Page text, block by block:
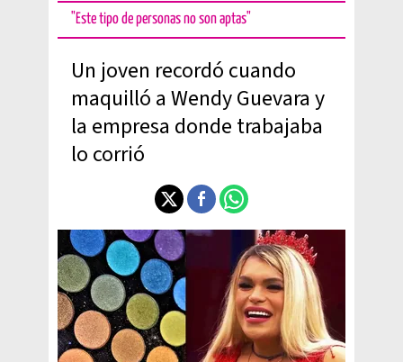
"Este tipo de personas no son aptas"
Un joven recordó cuando
maquilló a Wendy Guevara y
la empresa donde trabajaba
lo corrió